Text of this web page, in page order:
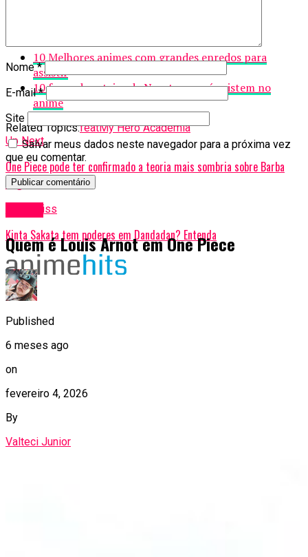
10 Melhores animes com grandes enredos para
assistir
10 furos de roteiro de Naruto que só existem no
anime
Related Topics:featMy Hero Academia
Up Next
One Piece pode ter confirmado a teoria mais sombria sobre Barba
Negra
Don't Miss
Kinta Sakata tem poderes em Dandadan? Entenda
Nome*
E-mail*
Site
Salvar meus dados neste navegador para a próxima vez
que eu comentar.
Quem é Louis Arnot em One Piece
Published
6 meses ago
on
fevereiro 4, 2026
By
Valteci Junior